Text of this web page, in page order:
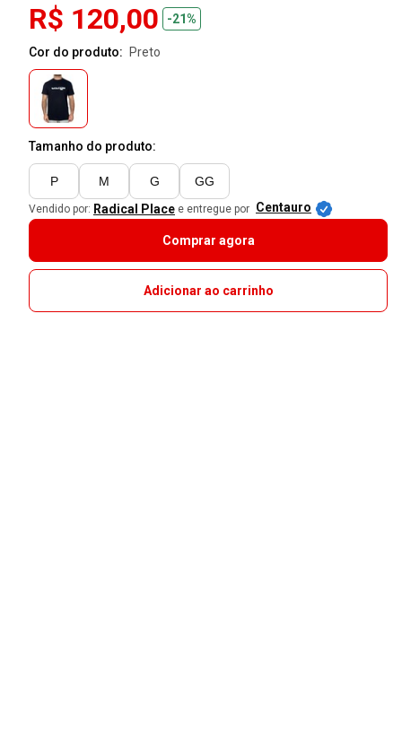
R$ 120,00 -21%
Cor do produto: preto
Tamanho do produto:
P M G GG
Vendido por: Radical Place e entregue por Centauro
Comprar agora
Adicionar ao carrinho